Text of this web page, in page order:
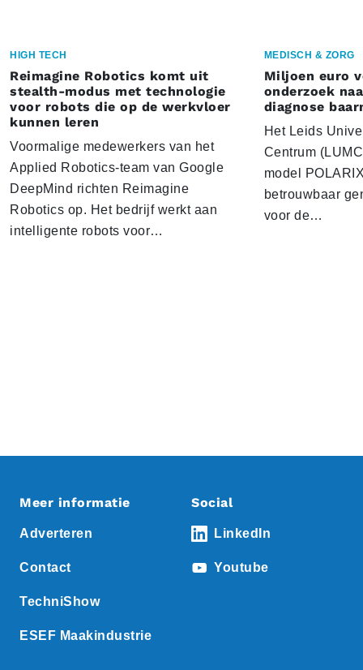
HIGH TECH
Reimagine Robotics komt uit
stealth-modus met technologie
voor robots die op de werkvloer
kunnen leren
Voormalige medewerkers van het
Applied Robotics-team van Google
DeepMind richten Reimagine
Robotics op. Het bedrijf werkt aan
intelligente robots voor…
MEDISCH & ZORG
Miljoen euro
onderzoek
diagnose
Het Leids
Centrum
model
betrouwbaar
voor de…
Meer informatie
Adverteren
Contact
TechniShow
ESEF Maakindustrie
Social
LinkedIn
Youtube